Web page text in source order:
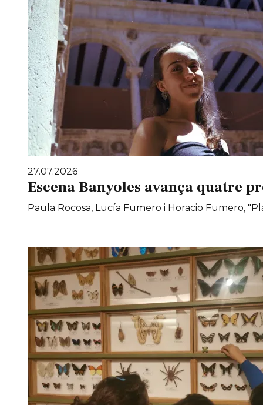
27.07.2026
Escena Banyoles avança quatre
Paula Rocosa, Lucía Fumero i Horacio Fumero,